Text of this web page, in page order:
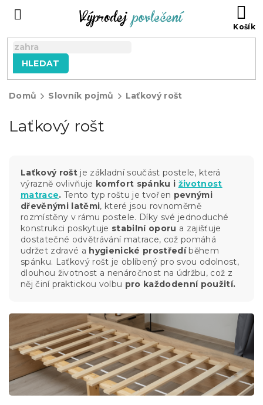
HLEDAT
Domů Slovník pojmů Laťkový rošt
Laťkový rošt
Laťkový rošt je základní součást postele, která
výrazně ovlivňuje komfort spánku i životnost
matrace. Tento typ roštu je tvořen pevnými
dřevěnými latěmi, které jsou rovnoměrně
rozmístěny v rámu postele. Díky své jednoduché
konstrukci poskytuje stabilní oporu a zajišťuje
dostatečné odvětrávání matrace, což pomáhá
udržet zdravé a hygienické prostředíběhem
spánku. Laťkový rošt je oblíbený pro svou odolnost,
dlouhou životnost a nenáročnost na údržbu, což z
něj činí praktickou volbu pro každodenní použití.